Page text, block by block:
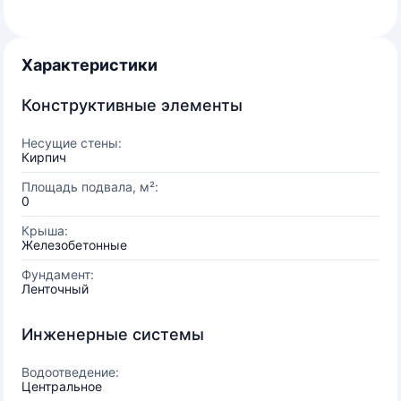
Характеристики
Конструктивные элементы
Несущие стены:
Кирпич
Площадь подвала, м²:
0
Крыша:
Железобетонные
Фундамент:
Ленточный
Инженерные системы
Водоотведение:
Центральное